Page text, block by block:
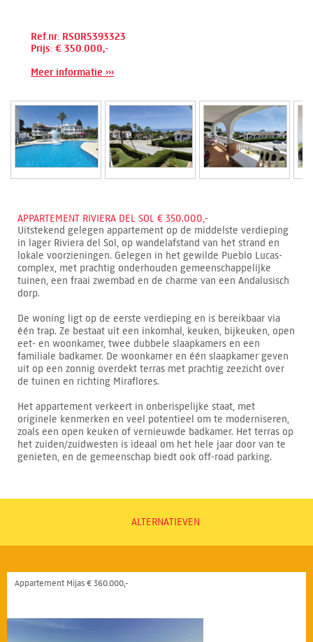
Ref.nr: RSOR5393323
Prijs: € 350.000,-
Meer informatie ›››
APPARTEMENT RIVIERA DEL SOL € 350.000,-
Uitstekend gelegen appartement op de middelste verdieping
in lager Riviera del Sol, op wandelafstand van het strand en
lokale voorzieningen. Gelegen in het gewilde Pueblo Lucas-
complex, met prachtig onderhouden gemeenschappelijke
tuinen, een fraai zwembad en de charme van een Andalusisch
dorp.
De woning ligt op de eerste verdieping en is bereikbaar via
één trap. Ze bestaat uit een inkomhal, keuken, bijkeuken, open
eet- en woonkamer, twee dubbele slaapkamers en een
familiale badkamer. De woonkamer en één slaapkamer geven
uit op een zonnig overdekt terras met prachtig zeezicht over
de tuinen en richting Miraflores.
Het appartement verkeert in onberispelijke staat, met
originele kenmerken en veel potentieel om te moderniseren,
zoals een open keuken of vernieuwde badkamer. Het terras op
het zuiden/zuidwesten is ideaal om het hele jaar door van te
genieten, en de gemeenschap biedt ook off-road parking.
ALTERNATIEVEN
Appartement Mijas € 360.000,-